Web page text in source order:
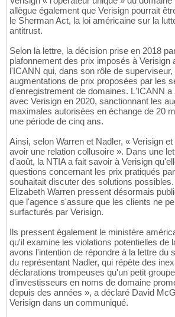
allègue également que Verisign pourrait
le Sherman Act, la loi américaine sur la
antitrust.
Selon la lettre, la décision prise en 2018
plafonnement des prix imposés à Verisign
l'ICANN qui, dans son rôle de superviseur,
augmentations de prix proposées par les
d'enregistrement de domaines. L'ICANN
avec Verisign en 2020, sanctionnant les
maximales autorisées en échange de 20
une période de cinq ans.
Ainsi, selon Warren et Nadler, « Verisign
avoir une relation collusoire ». Dans une
d'août, la NTIA a fait savoir à Verisign
questions concernant les prix pratiqués
souhaitait discuter des solutions
Elizabeth Warren pressent désormais
que l'agence s'assure que les clients ne
surfacturés par Verisign.
Ils pressent également le ministère
qu'il examine les violations potentielles de
avons l'intention de répondre à la lettre du
du représentant Nadler, qui répète des
déclarations trompeuses qu'un petit
d'investisseurs en noms de domaine
depuis des années », a déclaré David
Verisign dans un communiqué.